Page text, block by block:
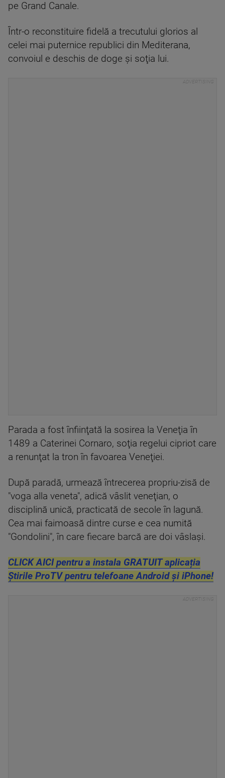
pe Grand Canale.
Într-o reconstituire fidelă a trecutului glorios al
celei mai puternice republici din Mediterana,
convoiul e deschis de doge şi soţia lui.
Parada a fost înfiinţată la sosirea la Veneţia în
1489 a Caterinei Cornaro, soţia regelui cipriot care
a renunţat la tron în favoarea Veneţiei.
După paradă, urmează întrecerea propriu-zisă de
"voga alla veneta", adică vâslit veneţian, o
disciplină unică, practicată de secole în lagună.
Cea mai faimoasă dintre curse e cea numită
"Gondolini", în care fiecare barcă are doi vâslaşi.
CLICK AICI pentru a instala GRATUIT aplicația
Știrile ProTV pentru telefoane Android și iPhone!